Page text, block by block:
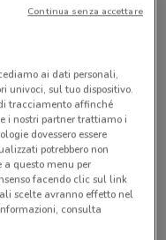
l’accuratezza
ai dati personali,
univoci, sul tuo dispositivo.
tracciamento affinché
i nostri partner trattiamo i
dovessero essere
potrebbero non
a questo menu per
facendo clic sul link
scelte avranno effetto nel
consulta
Continua senza accettare